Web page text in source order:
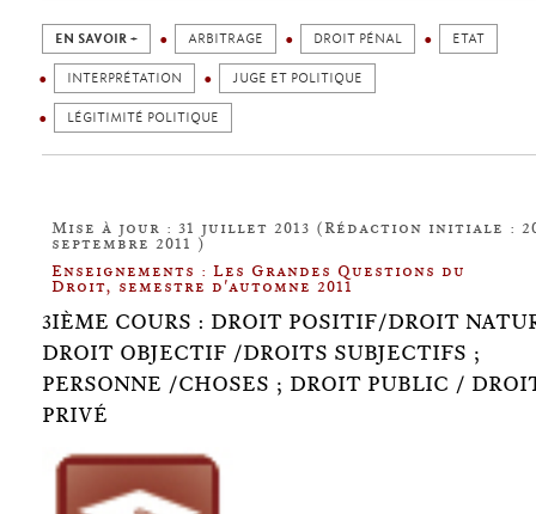
EN SAVOIR + ARBITRAGE DROIT PÉNAL ETAT
INTERPRÉTATION JUGE ET POLITIQUE
LÉGITIMITÉ POLITIQUE
Mise à jour : 31 juillet 2013 (Rédaction initiale :
septembre 2011 )
Enseignements : Les Grandes Questions du
Droit, semestre d'automne 2011
3IÈME COURS : DROIT POSITIF/DROIT
DROIT OBJECTIF /DROITS SUBJECTIFS ;
PERSONNE /CHOSES ; DROIT PUBLIC /
PRIVÉ